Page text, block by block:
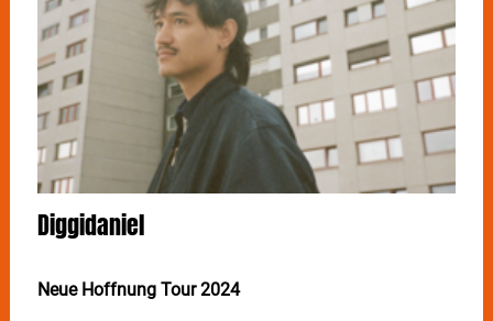
Diggidaniel
Neue Hoffnung Tour 2024